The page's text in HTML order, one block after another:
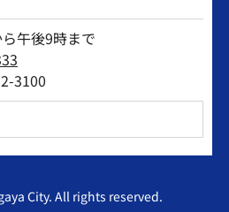
午後9時まで
3100
City. All rights reserved.